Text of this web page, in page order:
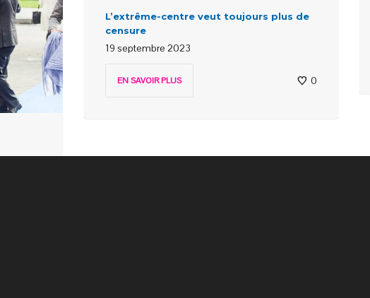
L’extrême-centre veut toujours plus de
censure
19 septembre 2023
EN SAVOIR PLUS 0